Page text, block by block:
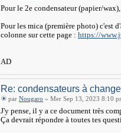
Pour le 2e condensateur (papier/
Pour les mica (première photo) c'est
colonne sur cette page : https://
AD
Re: condensateurs à
par Nougaro » Mer Sep 13, 2023 8:10
J'y pense, il y a ce document très
Ça devrait répondre à toutes tes